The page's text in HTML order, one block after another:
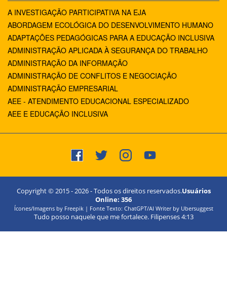
A INVESTIGAÇÃO PARTICIPATIVA NA EJA
ABORDAGEM ECOLÓGICA DO DESENVOLVIMENTO HUMANO
ADAPTAÇÕES PEDAGÓGICAS PARA A EDUCAÇÃO INCLUSIVA
ADMINISTRAÇÃO APLICADA À SEGURANÇA DO TRABALHO
ADMINISTRAÇÃO DA INFORMAÇÃO
ADMINISTRAÇÃO DE CONFLITOS E NEGOCIAÇÃO
ADMINISTRAÇÃO EMPRESARIAL
AEE - ATENDIMENTO EDUCACIONAL ESPECIALIZADO
AEE E EDUCAÇÃO INCLUSIVA
Copyright © 2015 -2026- Todos os direitos reservados.Usuários
Online: 356
Ícones/Imagens by Freepik | Fonte Texto: ChatGPT/AI Writer by Ubersuggest
Tudo posso naquele que me fortalece. Filipenses 4:13